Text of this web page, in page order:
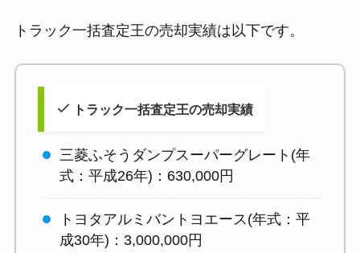
トラック一括査定王の売却実績は以下です。
トラック一括査定王の売却実績
三菱ふそうダンプスーパーグレート(年
式：平成26年)：630,000円
トヨタアルミバントヨエース(年式：平
成30年)：3,000,000円